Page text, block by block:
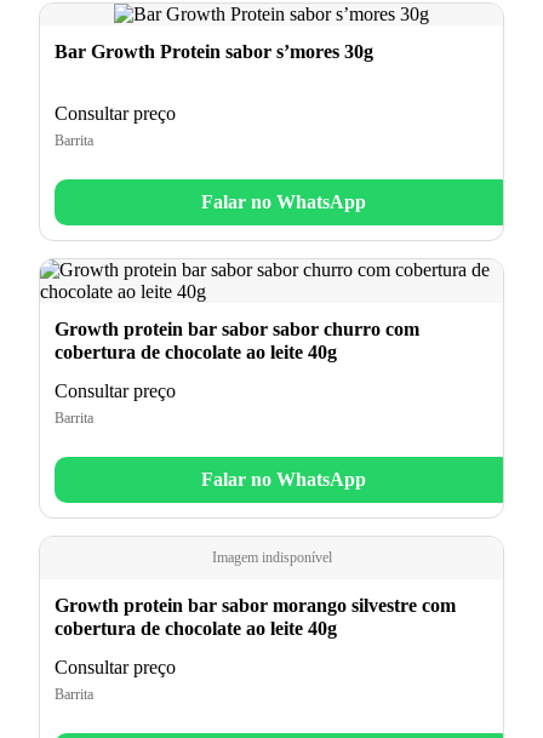
Bar Growth Protein sabor s’mores 30g
Consultar preço
Barrita
Falar no WhatsApp
Growth protein bar sabor sabor churro com
cobertura de chocolate ao leite 40g
Consultar preço
Barrita
Falar no WhatsApp
Imagem indisponível
Growth protein bar sabor morango silvestre com
cobertura de chocolate ao leite 40g
Consultar preço
Barrita